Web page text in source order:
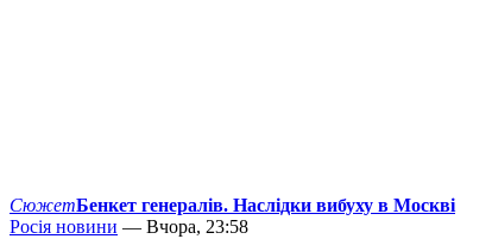
СюжетБенкет генералів. Наслідки вибуху в Москві
Росія новини — Вчора, 23:58